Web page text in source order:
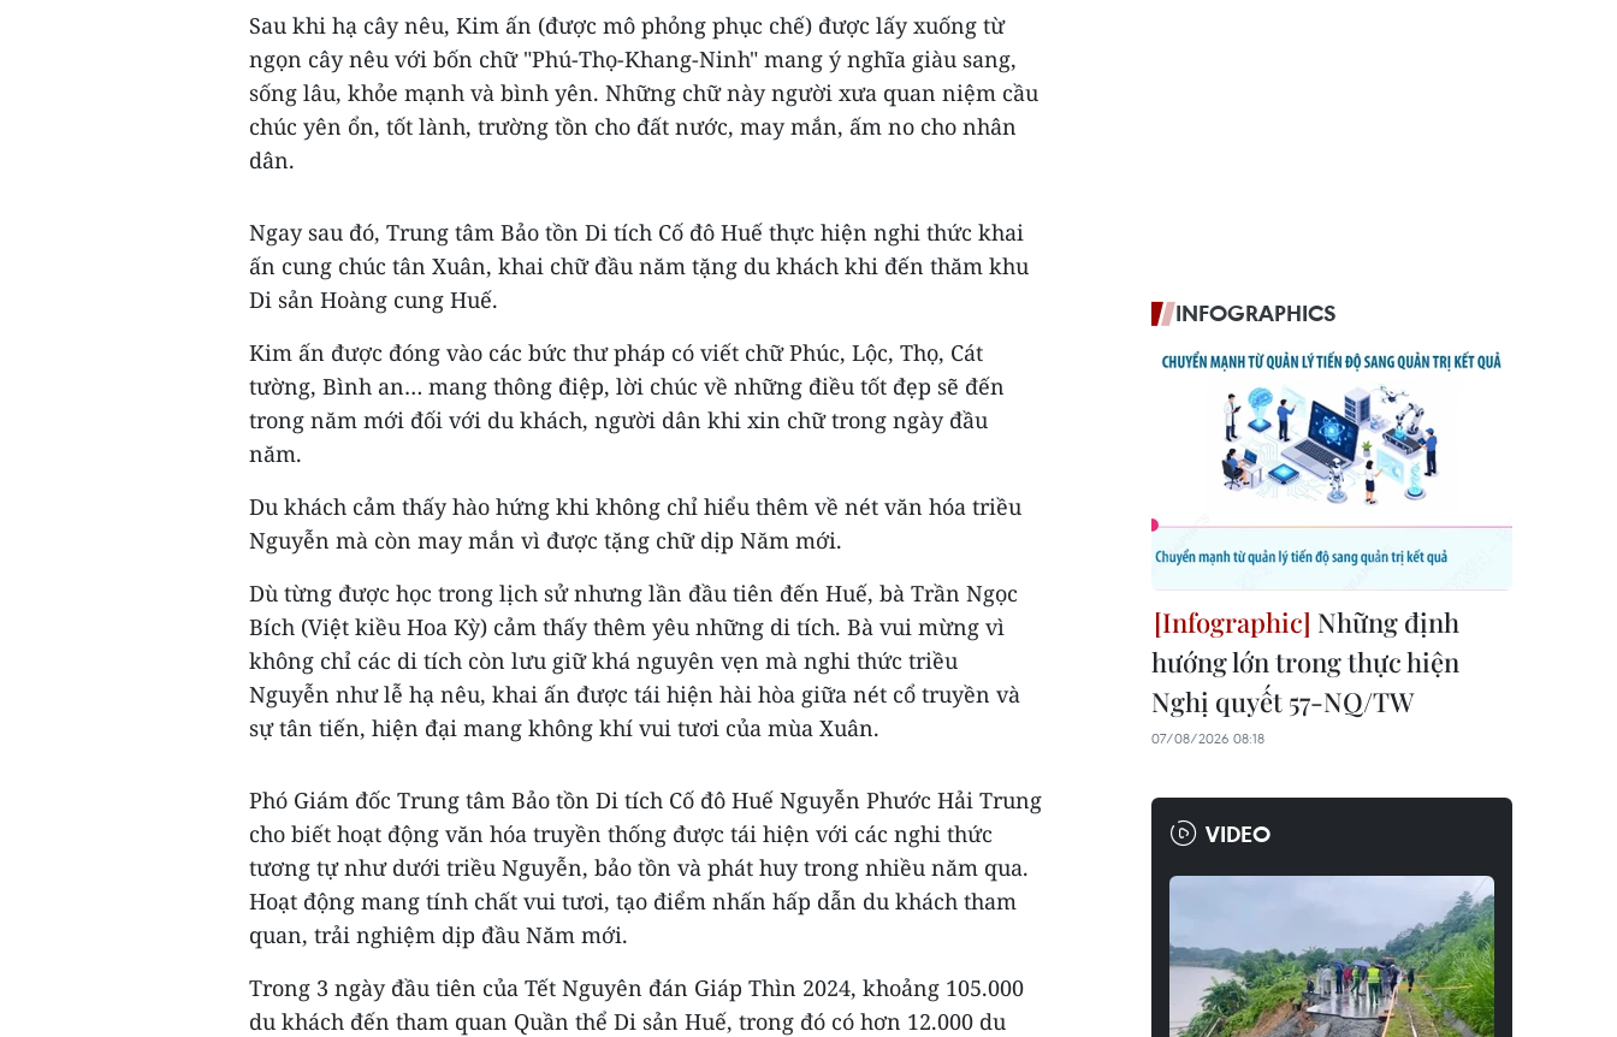
Sau khi hạ cây nêu, Kim ấn (được mô phỏng phục chế) được lấy xuống từ
ngọn cây nêu với bốn chữ "Phú-Thọ-Khang-Ninh" mang ý nghĩa giàu sang,
sống lâu, khỏe mạnh và bình yên. Những chữ này người xưa quan niệm cầu
chúc yên ổn, tốt lành, trường tồn cho đất nước, may mắn, ấm no cho nhân
dân.
Ngay sau đó, Trung tâm Bảo tồn Di tích Cố đô Huế thực hiện nghi thức khai
ấn cung chúc tân Xuân, khai chữ đầu năm tặng du khách khi đến thăm khu
Di sản Hoàng cung Huế.
Kim ấn được đóng vào các bức thư pháp có viết chữ Phúc, Lộc, Thọ, Cát
tường, Bình an… mang thông điệp, lời chúc về những điều tốt đẹp sẽ đến
trong năm mới đối với du khách, người dân khi xin chữ trong ngày đầu
năm.
Du khách cảm thấy hào hứng khi không chỉ hiểu thêm về nét văn hóa triều
Nguyễn mà còn may mắn vì được tặng chữ dịp Năm mới.
Dù từng được học trong lịch sử nhưng lần đầu tiên đến Huế, bà Trần Ngọc
Bích (Việt kiều Hoa Kỳ) cảm thấy thêm yêu những di tích. Bà vui mừng vì
không chỉ các di tích còn lưu giữ khá nguyên vẹn mà nghi thức triều
Nguyễn như lễ hạ nêu, khai ấn được tái hiện hài hòa giữa nét cổ truyền và
sự tân tiến, hiện đại mang không khí vui tươi của mùa Xuân.
Phó Giám đốc Trung tâm Bảo tồn Di tích Cố đô Huế Nguyễn Phước Hải Trung
cho biết hoạt động văn hóa truyền thống được tái hiện với các nghi thức
tương tự như dưới triều Nguyễn, bảo tồn và phát huy trong nhiều năm qua.
Hoạt động mang tính chất vui tươi, tạo điểm nhấn hấp dẫn du khách tham
quan, trải nghiệm dịp đầu Năm mới.
Trong 3 ngày đầu tiên của Tết Nguyên đán Giáp Thìn 2024, khoảng 105.000
du khách đến tham quan Quần thể Di sản Huế, trong đó có hơn 12.000 du
INFOGRAPHICS
Những định
hướng lớn trong thực hiện
Nghị quyết 57-NQ/TW
07/08/2026 08:18
VIDEO